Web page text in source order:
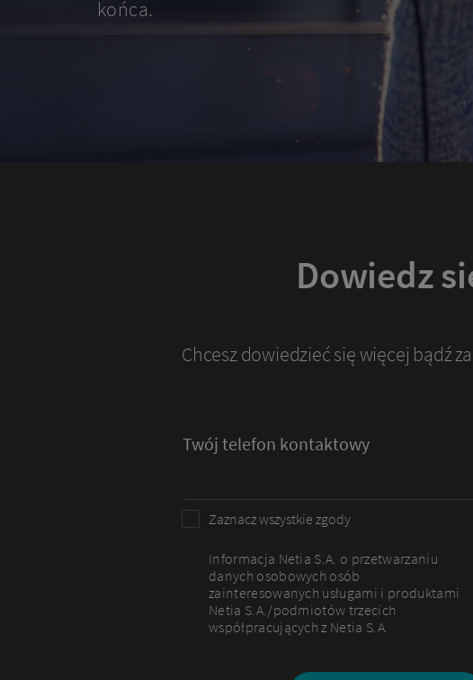
skontaktuj
zrealizować.
końca.
Dowiedz
Chcesz dowiedzieć się więcej bądź
Twój telefon kontaktowy
Zaznacz wszystkie zgody
Informacja Netia S.A. o przetwarzaniu
danych osobowych osób
zainteresowanych usługami i produktami
Netia S.A./podmiotów trzecich
współpracujących z Netia S.A.